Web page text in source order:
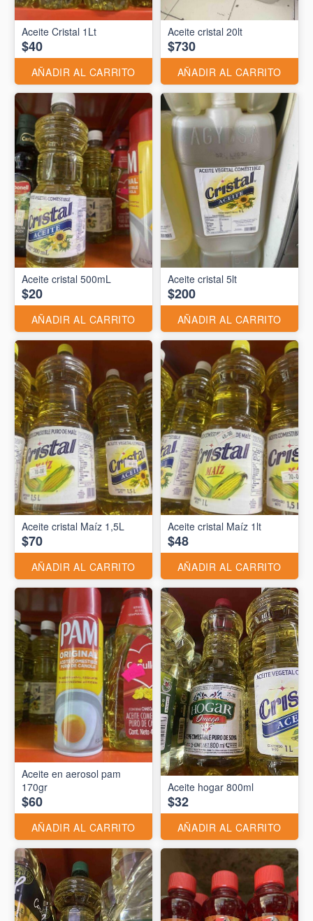
Aceite Cristal 1Lt
$40
AÑADIR AL CARRITO
Aceite cristal 20lt
$730
AÑADIR AL CARRITO
Aceite cristal 500mL
$20
AÑADIR AL CARRITO
Aceite cristal 5lt
$200
AÑADIR AL CARRITO
Aceite cristal Maíz 1,5L
$70
AÑADIR AL CARRITO
Aceite cristal Maíz 1lt
$48
AÑADIR AL CARRITO
Aceite en aerosol pam
170gr
$60
AÑADIR AL CARRITO
Aceite hogar 800ml
$32
AÑADIR AL CARRITO